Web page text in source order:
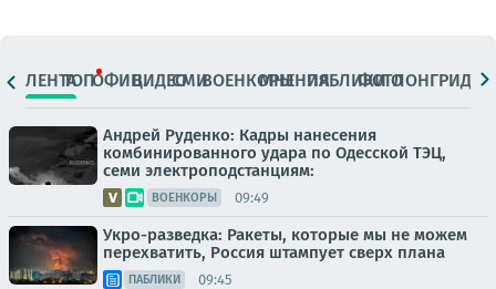
ЛЕНТАТОПОФИЦ.ВИДЕОСМИВОЕНКОРЫМНЕНИЯПАБЛИКИ
ФОТОЛОНГРИДЫ
Андрей Руденко: Кадры нанесения
комбинированного удара по Одесской ТЭЦ,
семи электроподстанциям:
ВОЕНКОРЫ 09:49
Укро-разведка: Ракеты, которые мы не можем
перехватить, Россия штампует сверх плана
ПАБЛИКИ 09:45